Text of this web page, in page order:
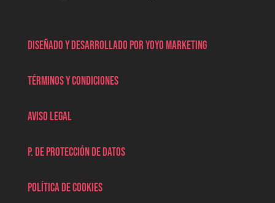
Diseñado y desarrollado por Yoyo marketing
Términos y condiciones
Aviso legal
P. de protección de datos
Política de cookies